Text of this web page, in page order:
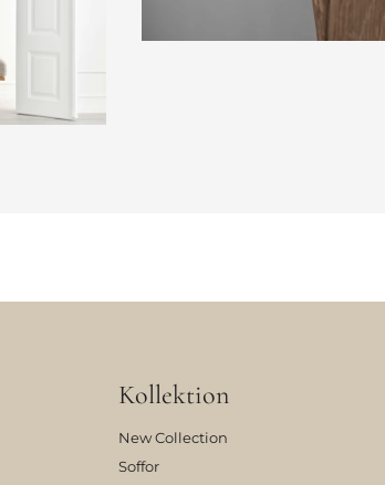
Kollektion
New Collection
Soffor